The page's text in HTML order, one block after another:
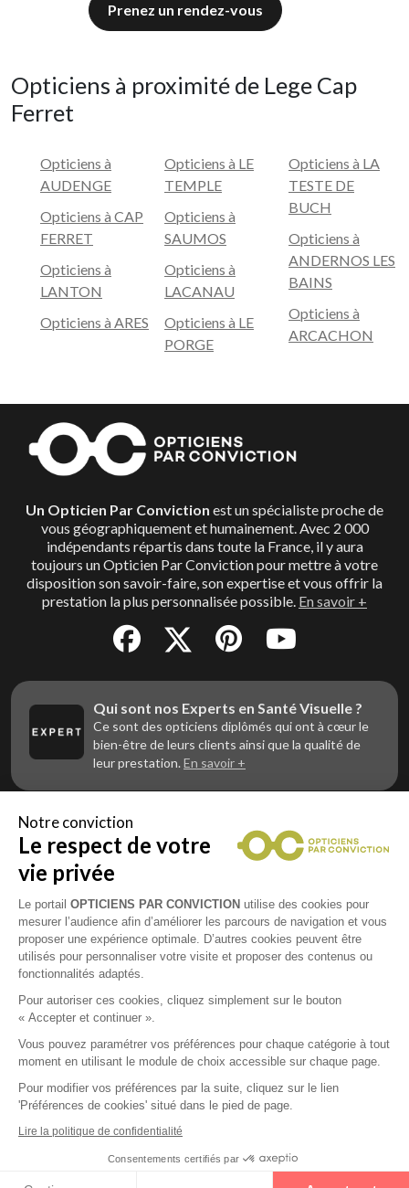
Prenez un rendez-vous
Opticiens à proximité de Lege Cap
Ferret
Opticiens à
AUDENGE
Opticiens à CAP
FERRET
Opticiens à
LANTON
Opticiens à ARES
Opticiens à LE
TEMPLE
Opticiens à
SAUMOS
Opticiens à
LACANAU
Opticiens à LE
PORGE
Opticiens à LA
TESTE DE
BUCH
Opticiens à
ANDERNOS LES
BAINS
Opticiens à
ARCACHON
Un Opticien Par Conviction est un spécialiste proche de
vous géographiquement et humainement. Avec 2 000
indépendants répartis dans toute la France, il y aura
toujours un Opticien Par Conviction pour mettre à votre
disposition son savoir-faire, son expertise et vous offrir la
prestation la plus personnalisée possible. En savoir +
Qui sont nos Experts en Santé Visuelle ?
Ce sont des opticiens diplômés qui ont à cœur le
bien-être de leurs clients ainsi que la qualité de
leur prestation. En savoir +
Vous êtes un professionnel de la vue et
vous souhaitez nous rejoindre ?
Contactez Alliance Optic, la centrale d’achats et
d’accompagnement des opticiens indépendants
Contacts
2026 © Opticiens Par Conviction. Tous droits
Notre conviction
Le respect de votre
vie privée
Le portail OPTICIENS PAR CONVICTION utilise des cookies pour
mesurer l’audience afin d’améliorer les parcours de navigation et vous
proposer une expérience optimale. D’autres cookies peuvent être
utilisés pour personnaliser votre visite et proposer des contenus ou
fonctionnalités adaptés.
Pour autoriser ces cookies, cliquez simplement sur le bouton
« Accepter et continuer ».
Vous pouvez paramétrer vos préférences pour chaque catégorie à tout
moment en utilisant le module de choix accessible sur chaque page.
Pour modifier vos préférences par la suite, cliquez sur le lien
'Préférences de cookies' situé dans le pied de page.
Lire la politique de confidentialité
Consentements certifiés par